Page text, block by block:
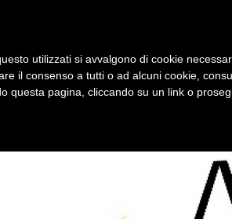
ORGANIZZAZIONE SERVIZI
utilizzati si avvalgono di cookie
il consenso a tutti o ad alcuni cookie,
questa pagina, cliccando su un link o